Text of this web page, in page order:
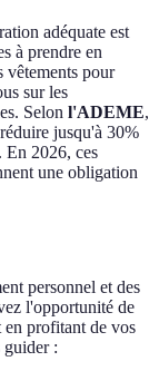
adéquate est
à prendre en
vêtements pour
sur les
Selon l'ADEME,
jusqu'à 30%
En 2026, ces
une obligation
personnel et des
l'opportunité de
en profitant de vos
guider :